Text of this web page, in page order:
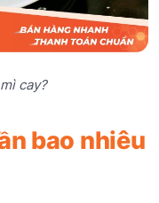
cay?
bao nhiêu